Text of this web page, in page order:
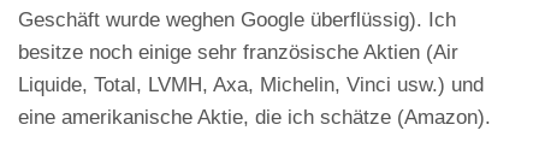
Geschäft wurde weghen Google überflüssig). Ich
besitze noch einige sehr französische Aktien (Air
Liquide, Total, LVMH, Axa, Michelin, Vinci usw.) und
eine amerikanische Aktie, die ich schätze (Amazon).